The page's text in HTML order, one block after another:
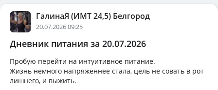
ГалинаЯ (ИМТ 24,5) Белгород
20.07.2026 09:25
Дневник питания за 20.07.2026
Пробую перейти на интуитивное питание.
Жизнь немного напряжённее стала, цель не совать в рот
лишнего, и выжить.